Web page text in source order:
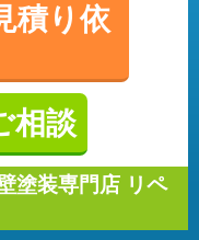
積り依
相談
塗装専門店 リペ